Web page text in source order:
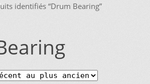
désirée pour une
identifiés “Drum Bearing”